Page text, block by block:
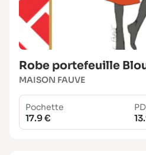
Robe portefeuille
MAISON FAUVE
Pochette
17.9 €